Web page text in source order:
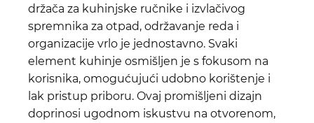
držača za kuhinjske ručnike i izvlačivog
spremnika za otpad, održavanje reda i
organizacije vrlo je jednostavno. Svaki
element kuhinje osmišljen je s fokusom na
korisnika, omogućujući udobno korištenje i
lak pristup priboru. Ovaj promišljeni dizajn
doprinosi ugodnom iskustvu na otvorenom,